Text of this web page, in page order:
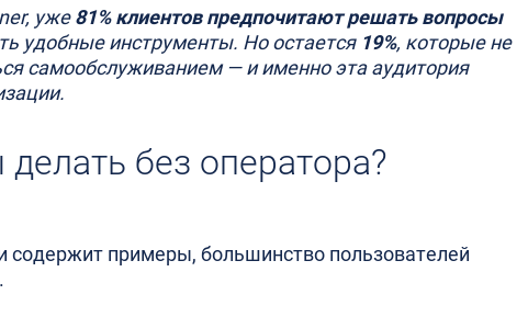
уже81% клиентов предпочитают решать вопросы
удобные инструменты. Но остается 19%, которые не
самообслуживанием — и именно эта аудитория
без оператора?
содержит примеры, большинство пользователей